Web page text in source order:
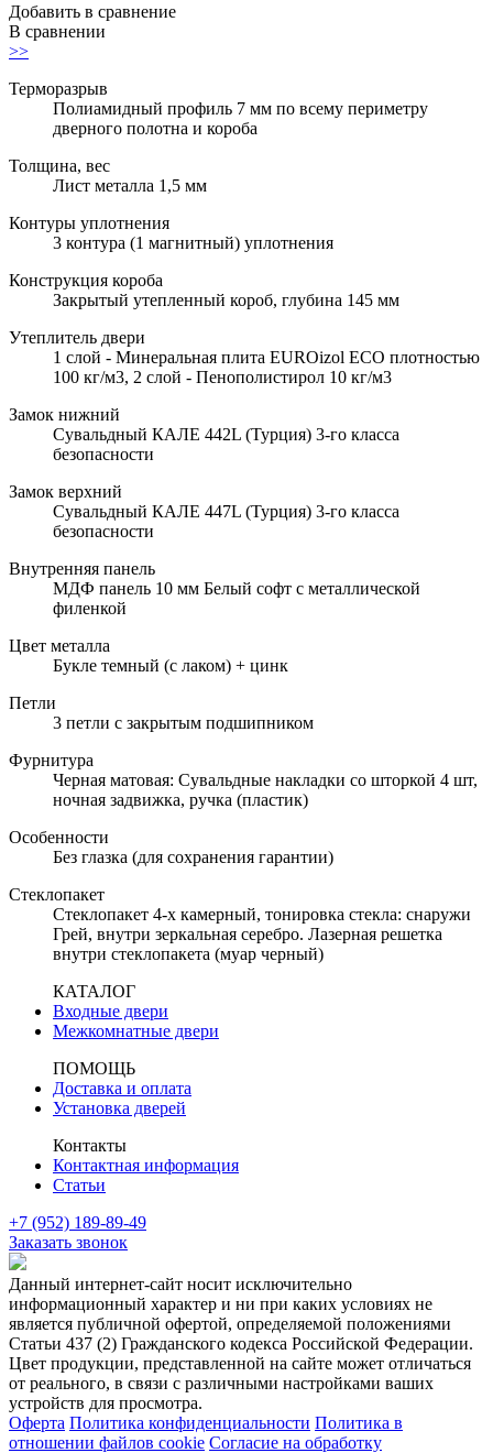
Добавить в сравнение
В сравнении
>>
Терморазрыв
Полиамидный профиль 7 мм по всему периметру
дверного полотна и короба
Толщина, вес
Лист металла 1,5 мм
Контуры уплотнения
3 контура (1 магнитный) уплотнения
Конструкция короба
Закрытый утепленный короб, глубина 145 мм
Утеплитель двери
1 слой - Минеральная плита EUROizol ECO плотностью
100 кг/м3, 2 слой - Пенополистирол 10 кг/м3
Замок нижний
Сувальдный КАЛЕ 442L (Турция) 3-го класса
безопасности
Замок верхний
Сувальдный КАЛЕ 447L (Турция) 3-го класса
безопасности
Внутренняя панель
МДФ панель 10 мм Белый софт с металлической
филенкой
Цвет металла
Букле темный (с лаком) + цинк
Петли
3 петли с закрытым подшипником
Фурнитура
Черная матовая: Сувальдные накладки со шторкой 4 шт,
ночная задвижка, ручка (пластик)
Особенности
Без глазка (для сохранения гарантии)
Стеклопакет
Стеклопакет 4-х камерный, тонировка стекла: снаружи
Грей, внутри зеркальная серебро. Лазерная решетка
внутри стеклопакета (муар черный)
КАТАЛОГ
Входные двери
Межкомнатные двери
ПОМОЩЬ
Доставка и оплата
Установка дверей
Контакты
Контактная информация
Статьи
+7 (952) 189-89-49
Заказать звонок
Данный интернет-сайт носит исключительно
информационный характер и ни при каких условиях не
является публичной офертой, определяемой положениями
Статьи 437 (2) Гражданского кодекса Российской Федерации.
Цвет продукции, представленной на сайте может отличаться
от реального, в связи с различными настройками ваших
устройств для просмотра.
Оферта Политика конфиденциальности Политика в
отношении файлов cookie Согласие на обработку